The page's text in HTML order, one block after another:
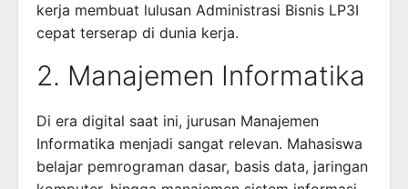
kerja membuat lulusan Administrasi Bisnis LP3I
cepat terserap di dunia kerja.
2. Manajemen Informatika
Di era digital saat ini, jurusan Manajemen
Informatika menjadi sangat relevan. Mahasiswa
belajar pemrograman dasar, basis data, jaringan